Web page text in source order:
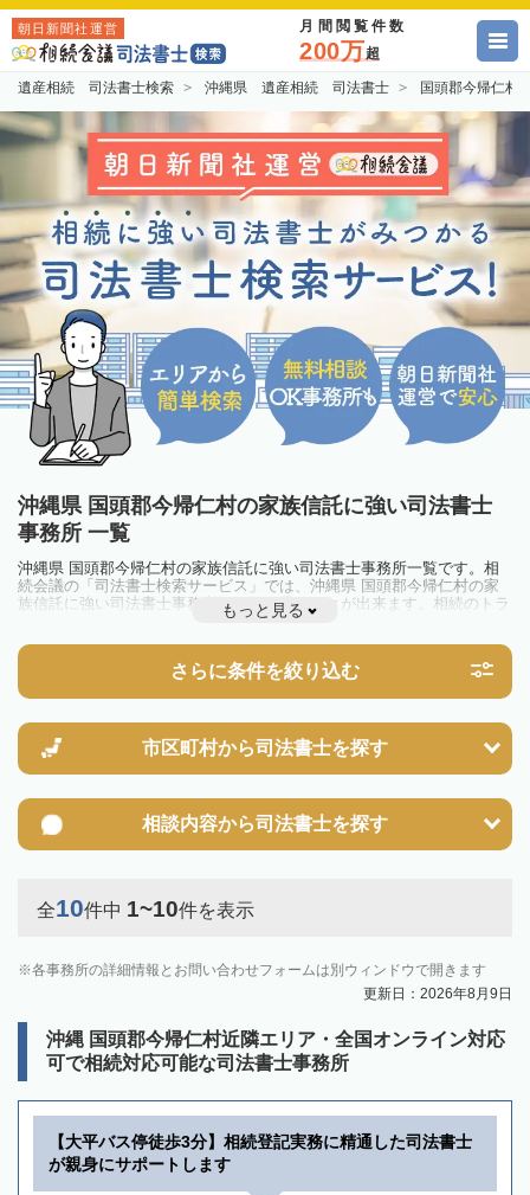
朝日新聞社運営 月間閲覧件数
200万超
遺産相続 司法書士検索 沖縄県 遺産相続 司法書士 国頭郡今帰仁
沖縄県 国頭郡今帰仁村の家族信託に強い司法書士
事務所 一覧
沖縄県 国頭郡今帰仁村の家族信託に強い司法書士事務所一覧です。相
続会議の「司法書士検索サービス」では、沖縄県 国頭郡今帰仁村の家
族信託に強い司法書士事務所を一覧で見ることが出来ます。相続のトラ
ブルやお悩みを抱えている方は一度近隣の司法書士に相談してみましょ
もっと見る
さらに条件を絞り込む
市区町村から司法書士を探す
相談内容から司法書士を探す
全10件中 1~10件を表示
各事務所の詳細情報とお問い合わせフォームは別ウィンドウで開きます
更新日：2026年8月9日
沖縄 国頭郡今帰仁村近隣エリア・全国オンライン対応
可で相続対応可能な司法書士事務所
【大平バス停徒歩3分】相続登記実務に精通した司法書士
が親身にサポートします